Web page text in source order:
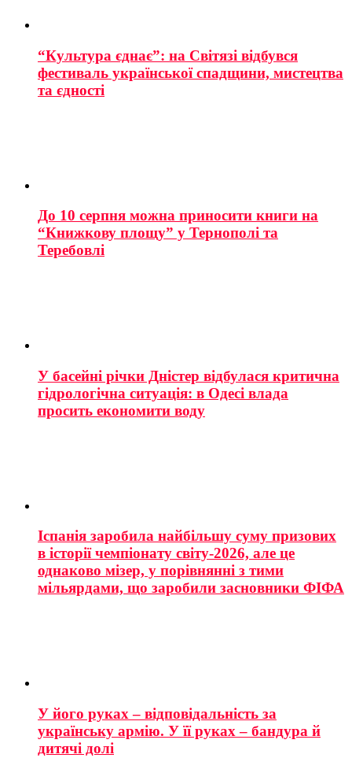
“Культура єднає”: на Світязі відбувся
фестиваль української спадщини, мистецтва
та єдності
До 10 серпня можна приносити книги на
“Книжкову площу” у Тернополі та
Теребовлі
У басейні річки Дністер відбулася критична
гідрологічна ситуація: в Одесі влада
просить економити воду
Іспанія заробила найбільшу суму призових
в історії чемпіонату світу-2026, але це
однаково мізер, у порівнянні з тими
мільярдами, що заробили засновники ФІФА
У його руках – відповідальність за
українську армію. У її руках – бандура й
дитячі долі